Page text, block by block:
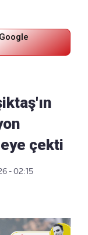
çekti
- 02:15